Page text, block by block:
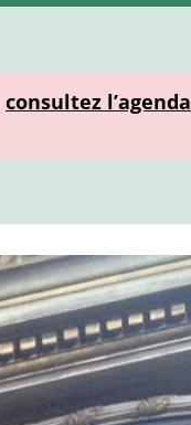
consultez l’agenda